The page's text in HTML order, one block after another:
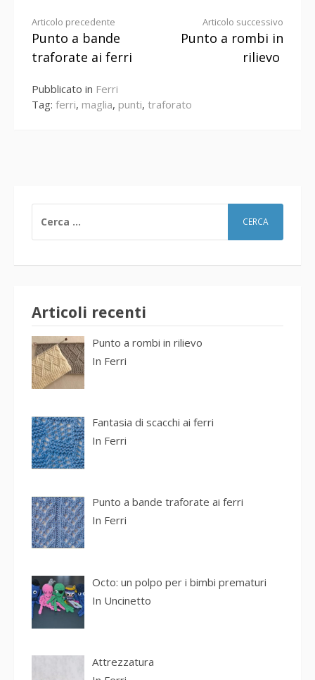
Continua
a
Articolo precedente
Punto a bande
traforate ai ferri
Articolo successivo
Punto a rombi in
rilievo
Pubblicato in Ferri
Tag: ferri, maglia, punti, traforato
PER:
Articoli recenti
Punto a rombi in rilievo
In Ferri
Fantasia di scacchi ai ferri
In Ferri
Punto a bande traforate ai ferri
In Ferri
Octo: un polpo per i bimbi prematuri
In Uncinetto
Attrezzatura